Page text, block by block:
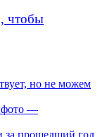
чтобы
но не можем
фото —
за прошедший год